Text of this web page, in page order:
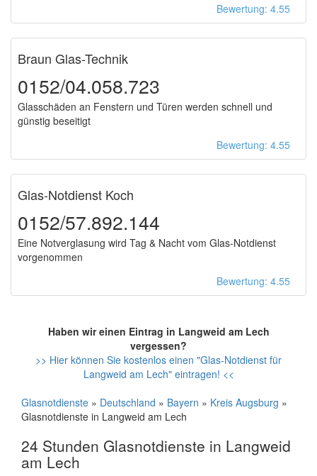
Bewertung: 4.55
Braun Glas-Technik
0152/04.058.723
Glasschäden an Fenstern und Türen werden schnell und
günstig beseitigt
Bewertung: 4.55
Glas-Notdienst Koch
0152/57.892.144
Eine Notverglasung wird Tag & Nacht vom Glas-Notdienst
vorgenommen
Bewertung: 4.55
Haben wir einen Eintrag in Langweid am Lech
vergessen?
>> Hier können Sie kostenlos einen "Glas-Notdienst für
Langweid am Lech" eintragen! <<
Glasnotdienste » Deutschland » Bayern » Kreis Augsburg »
Glasnotdienste in Langweid am Lech
24 Stunden Glasnotdienste in Langweid
am Lech